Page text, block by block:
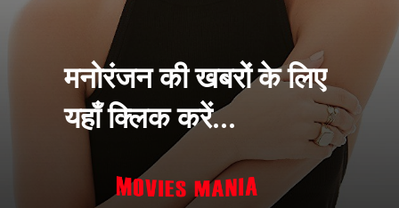
मनोरंजन की खबरों के लिए
यहाँ क्लिक करें...